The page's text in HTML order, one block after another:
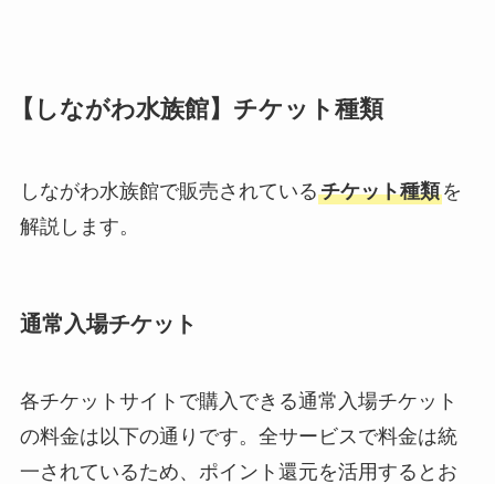
【しながわ水族館】チケット種類
しながわ水族館で販売されているチケット種類を
解説します。
通常入場チケット
各チケットサイトで購入できる通常入場チケット
の料金は以下の通りです。全サービスで料金は統
一されているため、ポイント還元を活用するとお